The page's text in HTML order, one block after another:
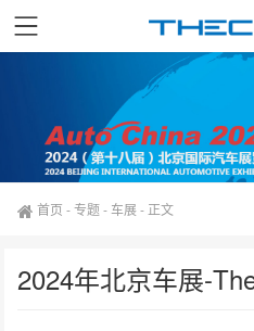
首页 -专题-车展- 正文
2024年北京车展-